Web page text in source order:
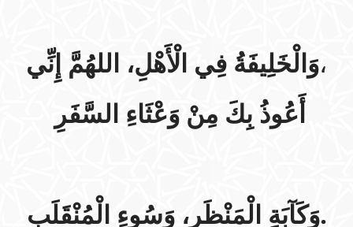
،وَالْخَلِيفَةُ فِي الْأَهْلِ، اللهُمَّ إِنِّي
أَعُوذُ بِكَ مِنْ وَعْثَاءِ السَّفَرِ
.وَكَآبَةِ الْمَنْظَرِ، وَسُوءِ الْمُنْقَلَبِ